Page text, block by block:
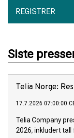
REGISTRER
Siste
Telia Norge:
17.7.2026 07:00:00
Telia Company
2026, inkludert tall